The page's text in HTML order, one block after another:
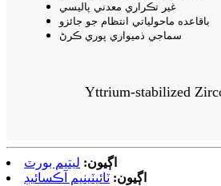
غير تڪراري معدني پاليسي
باقاعده ماحولياتي انتظام جو جائزو
سماجي ذميواري پوري ڪرڻ
Yttrium-stabilized
اڳيون: ليتيم بورٽ
اڳيون: ٽائيٽينيم آڪسائيڊ